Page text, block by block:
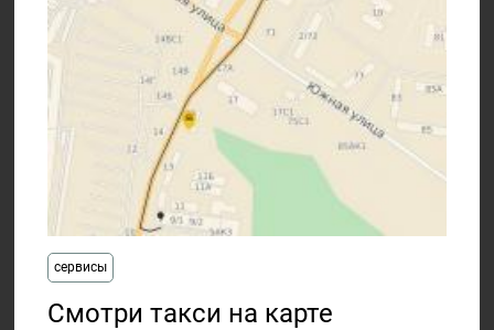
сервисы
​Смотри такси на карте